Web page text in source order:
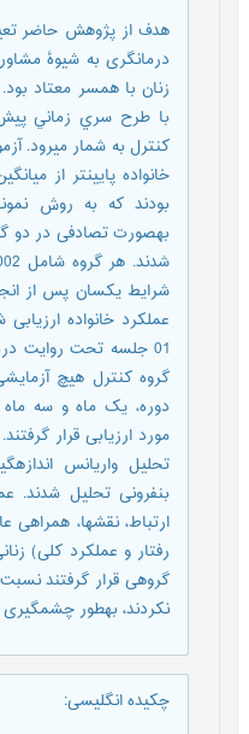
هدف از پژوهش حاضر
درمانگری به شیوۀ
زنان با همسر معتاد
با طرح سري زماني
بودند که به روش
بهصورت تصادفی در دو
شرایط یکسان پس از
عملکرد خانواده
01 جلسه تحت روایت
گروه کنترل هیچ
دوره، یک ماه و سه
مورد ارزیابی قرار
تحلیل واریانس
بنفرونی تحلیل شدند.
ارتباط، نقشها، همراهی
رفتار و عملکرد کلی)
گروهی قرار گرفتند
نکردند، بهطور چشمگیری
چکیده انگلیسی: